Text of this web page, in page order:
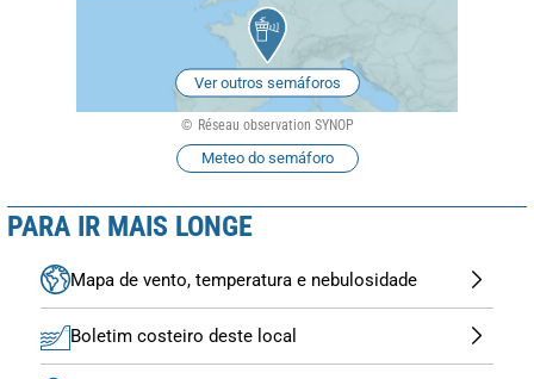
Ver outros semáforos
Réseau observation SYNOP
Meteo do semáforo
PARA IR MAIS LONGE
Mapa de vento, temperatura e nebulosidade
Boletim costeiro deste local